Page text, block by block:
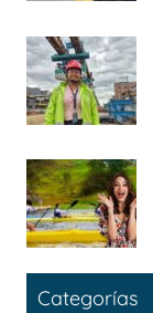
Categorías